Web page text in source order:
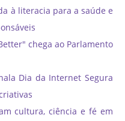
à literacia para a saúde e
chega ao Parlamento
Dia da Internet Segura
cultura, ciência e fé em